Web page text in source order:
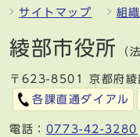
サイトマップ 組
綾部市役所 （
〒623-8501 京都府綾
各課直通ダイアル
電話： 0773-42-3280